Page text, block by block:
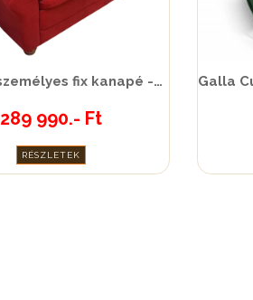
Milano 2 személyes fix kanapé - 37
289 990.- Ft
RÉSZLETEK